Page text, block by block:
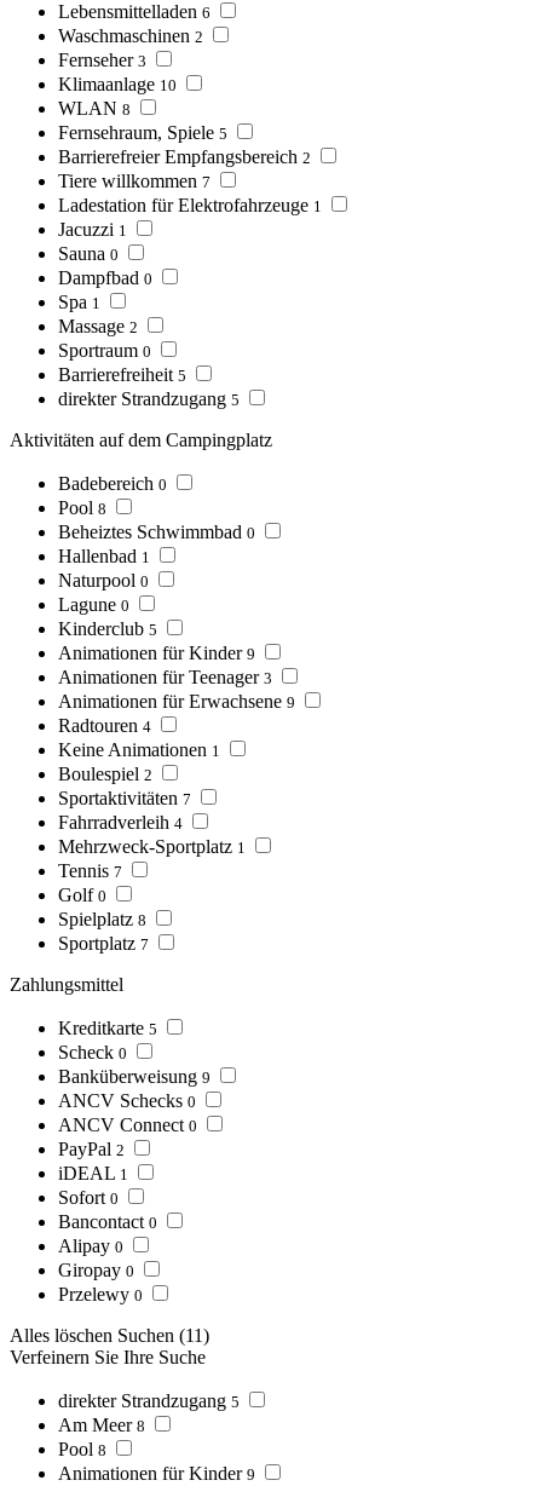
Lebensmittelladen 6
Waschmaschinen 2
Fernseher 3
Klimaanlage 10
WLAN 8
Fernsehraum, Spiele 5
Barrierefreier Empfangsbereich 2
Tiere willkommen 7
Ladestation für Elektrofahrzeuge 1
Jacuzzi 1
Sauna 0
Dampfbad 0
Spa 1
Massage 2
Sportraum 0
Barrierefreiheit 5
direkter Strandzugang 5
Aktivitäten auf dem Campingplatz
Badebereich 0
Pool 8
Beheiztes Schwimmbad 0
Hallenbad 1
Naturpool 0
Lagune 0
Kinderclub 5
Animationen für Kinder 9
Animationen für Teenager 3
Animationen für Erwachsene 9
Radtouren 4
Keine Animationen 1
Boulespiel 2
Sportaktivitäten 7
Fahrradverleih 4
Mehrzweck-Sportplatz 1
Tennis 7
Golf 0
Spielplatz 8
Sportplatz 7
Zahlungsmittel
Kreditkarte 5
Scheck 0
Banküberweisung 9
ANCV Schecks 0
ANCV Connect 0
PayPal 2
iDEAL 1
Sofort 0
Bancontact 0
Alipay 0
Giropay 0
Przelewy 0
Alles löschen Suchen (11)
Verfeinern Sie Ihre Suche
direkter Strandzugang 5
Am Meer 8
Pool 8
Animationen für Kinder 9